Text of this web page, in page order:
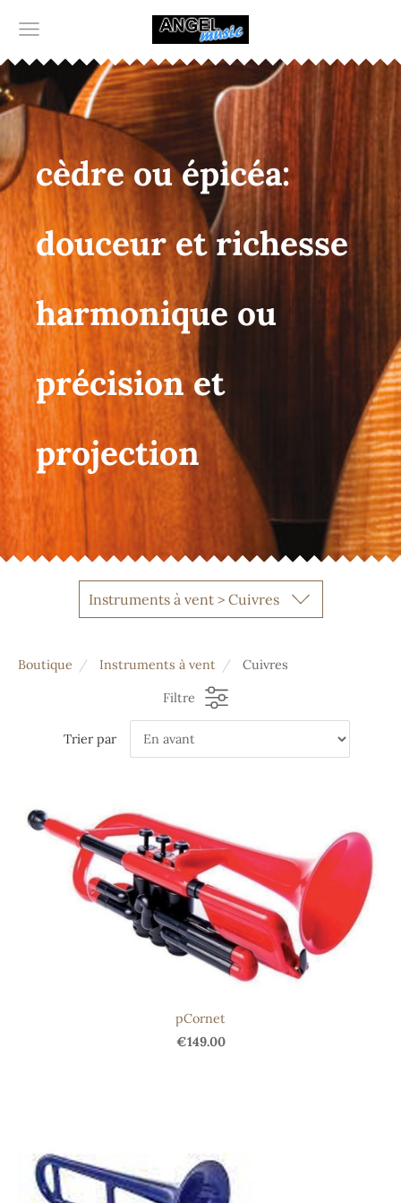
cèdre ou épicéa:
douceur et richesse
harmonique ou
précision et
projection
Instruments à vent > Cuivres
Boutique Instruments à vent Cuivres
Filtre
Trier par
pCornet
€149.00